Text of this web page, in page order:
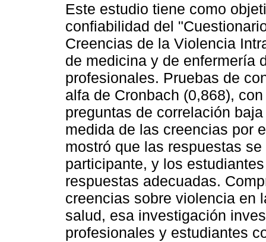
Este estudio tiene como
confiabilidad del
Creencias de la Violencia
de medicina y de enfermería
profesionales. Pruebas de
alfa de Cronbach (0,868),
preguntas de correlación
medida de las creencias por
mostró que las respuestas
participante, y los
respuestas adecuadas.
creencias sobre violencia en
salud, esa investigación
profesionales y estudiantes